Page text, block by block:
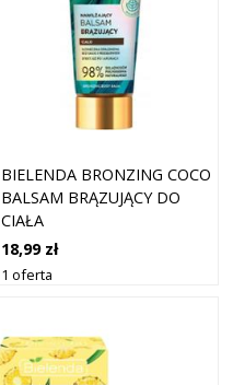
BIELENDA BRONZING COCO
BALSAM BRĄZUJĄCY DO
CIAŁA
18,99 zł
1 oferta